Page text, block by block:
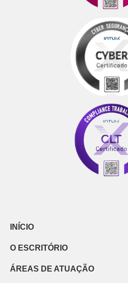
INÍCIO
O ESCRITÓRIO
ÁREAS DE ATUAÇÃO